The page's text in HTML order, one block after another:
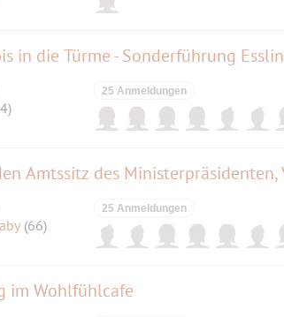
in die Türme - Sonderführung
25 Anmeldungen
Amtssitz des
(66)
25 Anmeldungen
im Wohlfühlcafe